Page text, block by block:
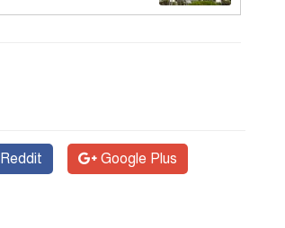
Reddit Google Plus